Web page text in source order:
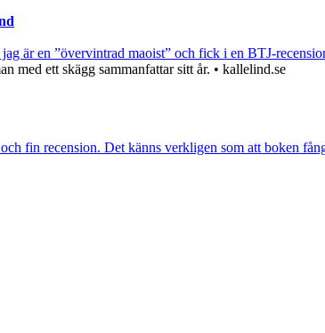
är en ”övervintrad maoist” och fick i en BTJ-
med ett skägg sammanfattar sitt år. • kallelind.se
fin recension. Det känns verkligen som att boken